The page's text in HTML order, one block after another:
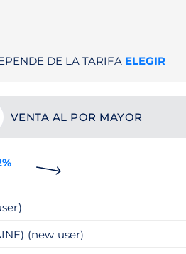
DE LA TARIFA ELEGIR
VENTA AL POR MAYOR
(new user)